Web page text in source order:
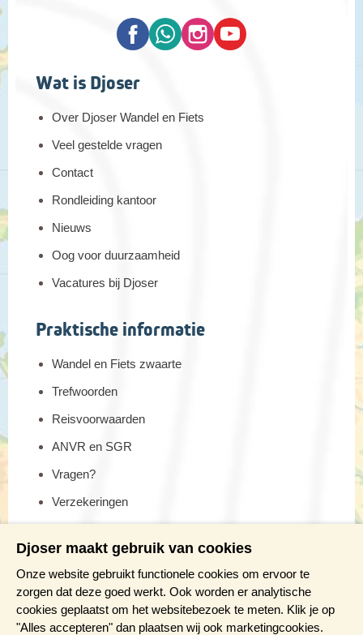
Wat is Djoser
Over Djoser Wandel en Fiets
Veel gestelde vragen
Contact
Rondleiding kantoor
Nieuws
Oog voor duurzaamheid
Vacatures bij Djoser
Praktische informatie
Wandel en Fiets zwaarte
Trefwoorden
Reisvoorwaarden
ANVR en SGR
Vragen?
Verzekeringen
Meer weten?
Brochure aanvragen
Djoser maakt gebruik van cookies
Onze website gebruikt functionele cookies om ervoor te
zorgen dat deze goed werkt. Ook worden er analytische
cookies geplaatst om het websitebezoek te meten. Klik je op
"Alles accepteren" dan plaatsen wij ook marketingcookies.